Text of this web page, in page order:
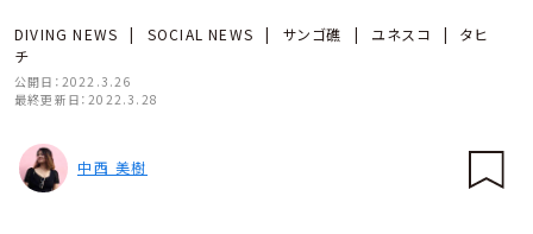
DIVING NEWS | SOCIAL NEWS | サンゴ礁 | ユネスコ |
タヒ
チ
公開日： 2022.3.26
最終更新日： 2022.3.28
中西 美樹